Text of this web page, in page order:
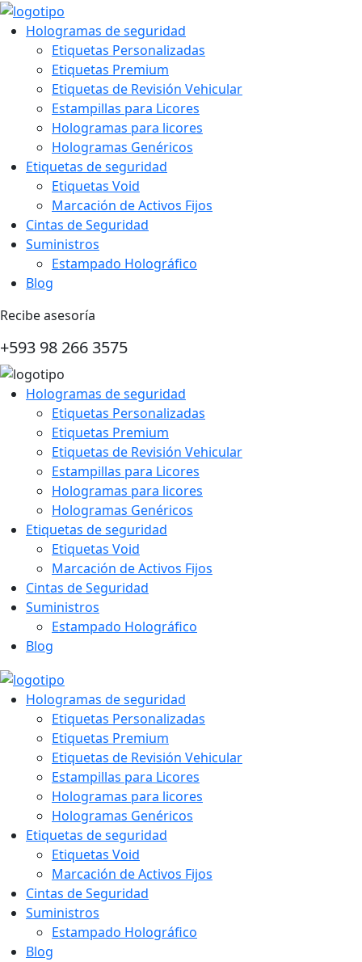
Hologramas de seguridad
Etiquetas Personalizadas
Etiquetas Premium
Etiquetas de Revisión Vehicular
Estampillas para Licores
Hologramas para licores
Hologramas Genéricos
Etiquetas de seguridad
Etiquetas Void
Marcación de Activos Fijos
Cintas de Seguridad
Suministros
Estampado Holográfico
Blog
Recibe asesoría
+593 98 266 3575
Hologramas de seguridad
Etiquetas Personalizadas
Etiquetas Premium
Etiquetas de Revisión Vehicular
Estampillas para Licores
Hologramas para licores
Hologramas Genéricos
Etiquetas de seguridad
Etiquetas Void
Marcación de Activos Fijos
Cintas de Seguridad
Suministros
Estampado Holográfico
Blog
Hologramas de seguridad
Etiquetas Personalizadas
Etiquetas Premium
Etiquetas de Revisión Vehicular
Estampillas para Licores
Hologramas para licores
Hologramas Genéricos
Etiquetas de seguridad
Etiquetas Void
Marcación de Activos Fijos
Cintas de Seguridad
Suministros
Estampado Holográfico
Blog